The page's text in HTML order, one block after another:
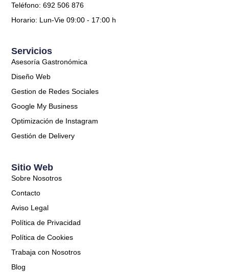
Servicios
Asesoría Gastronómica
Diseño Web
Gestion de Redes Sociales
Google My Business
Optimización de Instagram
Gestión de Delivery
Sitio Web
Sobre Nosotros
Contacto
Aviso Legal
Política de Privacidad
Política de Cookies
Trabaja con Nosotros
Blog
Teléfono: 692 506 876
Horario: Lun-Vie 09:00 - 17:00 h